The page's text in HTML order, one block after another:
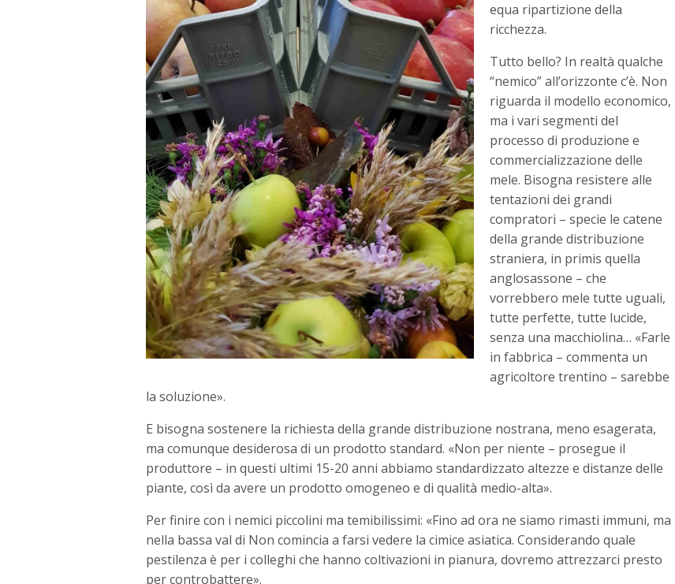
equa ripartizione della
ricchezza.
Tutto bello? In realtà qualche
“nemico” all’orizzonte c’è. Non
riguarda il modello economico,
ma i vari segmenti del
processo di produzione e
commercializzazione delle
mele. Bisogna resistere alle
tentazioni dei grandi
compratori – specie le catene
della grande distribuzione
straniera, in primis quella
anglosassone – che
vorrebbero mele tutte uguali,
tutte perfette, tutte lucide,
senza una macchiolina… «Farle
in fabbrica – commenta un
agricoltore trentino – sarebbe
la soluzione».
E bisogna sostenere la richiesta della grande distribuzione nostrana, meno esagerata,
ma comunque desiderosa di un prodotto standard. «Non per niente – prosegue il
produttore – in questi ultimi 15-20 anni abbiamo standardizzato altezze e distanze delle
piante, così da avere un prodotto omogeneo e di qualità medio-alta».
Per finire con i nemici piccolini ma temibilissimi: «Fino ad ora ne siamo rimasti immuni, ma
nella bassa val di Non comincia a farsi vedere la cimice asiatica. Considerando quale
pestilenza è per i colleghi che hanno coltivazioni in pianura, dovremo attrezzarci presto
per controbattere».